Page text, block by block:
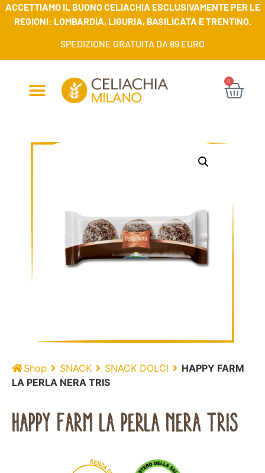
ACCETTIAMO IL BUONO CELIACHIA ESCLUSIVAMENTE PER LE
REGIONI: LOMBARDIA, LIGURIA, BASILICATA E TRENTINO.
SPEDIZIONE GRATUITA DA 89 EURO
0
Shop SNACK SNACK DOLCI
HAPPY FARM
LA PERLA NERA TRIS
HAPPY FARM LA PERLA NERA TRIS
SENZ
AG